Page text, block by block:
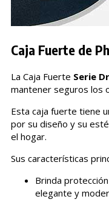
Caja Fuerte de
La Caja Fuerte Serie
mantener seguros los
Esta caja fuerte tiene
por su diseño y su
el hogar.
Sus características
Brinda
elegante y